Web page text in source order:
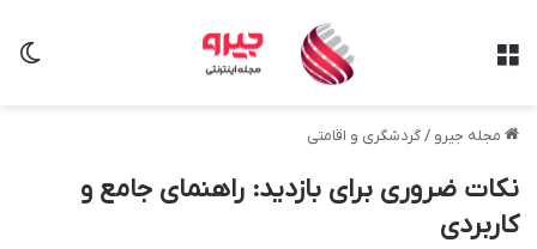
مجله جیرو /گردشگری و اقامتی
نکات ضروری برای بازدید: راهنمای جامع و
کاربردی